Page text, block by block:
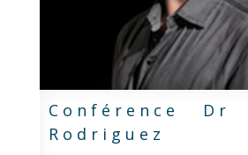
Conférence Dr
Rodriguez